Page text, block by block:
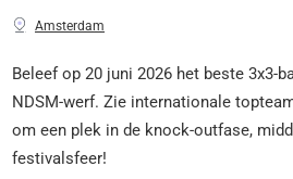
Amsterdam
Beleef op 20 juni 2026 het beste 3x3-
NDSM-werf. Zie internationale
om een plek in de knock-outfase,
festivalsfeer!